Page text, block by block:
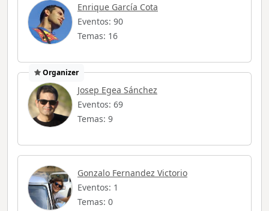
Enrique García Cota
Eventos: 90
Temas: 16
Organizer
Josep Egea Sánchez
Eventos: 69
Temas: 9
Gonzalo Fernandez Victorio
Eventos: 1
Temas: 0